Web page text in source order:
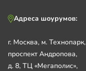
Адреса шоурумов:
г. Москва, м. Технопарк,
проспект Андропова,
д. 8, ТЦ «Мегаполис»,